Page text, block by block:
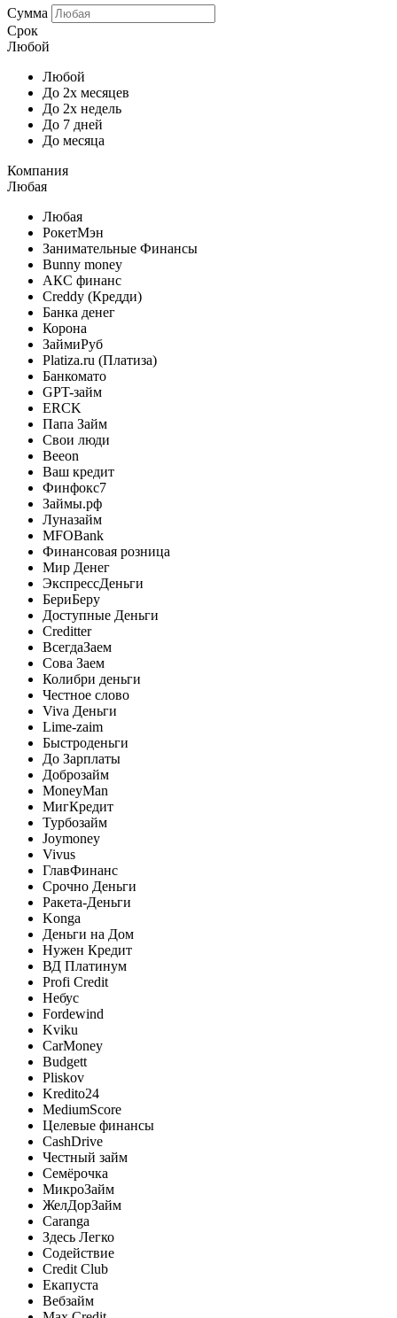
Сумма
Срок
Любой
Любой
До 2х месяцев
До 2х недель
До 7 дней
До месяца
Компания
Любая
Любая
РокетМэн
Занимательные Финансы
Bunny money
АКС финанс
Creddy (Кредди)
Банка денег
Корона
ЗаймиРуб
Platiza.ru (Платиза)
Банкомато
GPT-займ
ERCK
Папа Займ
Свои люди
Beeon
Ваш кредит
Финфокс7
Займы.рф
Луназайм
MFOBank
Финансовая розница
Мир Денег
ЭкспрессДеньги
БериБеру
Доступные Деньги
Creditter
ВсегдаЗаем
Сова Заем
Колибри деньги
Честное слово
Viva Деньги
Lime-zaim
Быстроденьги
До Зарплаты
Доброзайм
MoneyMan
МигКредит
Турбозайм
Joymoney
Vivus
ГлавФинанс
Срочно Деньги
Ракета-Деньги
Konga
Деньги на Дом
Нужен Кредит
ВД Платинум
Profi Credit
Небус
Fordewind
Kviku
CarMoney
Budgett
Pliskov
Kredito24
MediumScore
Целевые финансы
CashDrive
Честный займ
Семёрочка
МикроЗайм
ЖелДорЗайм
Caranga
Здесь Легко
Содействие
Credit Club
Екапуста
Вебзайм